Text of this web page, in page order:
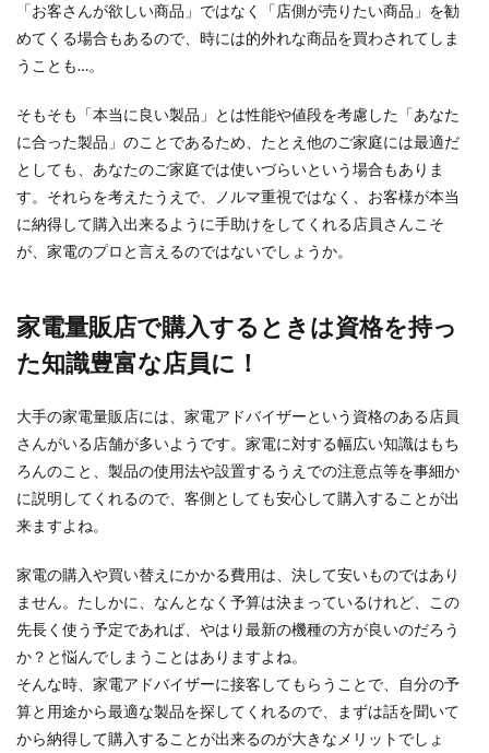
ピアスはある程度年齢がいった男性が
付けるのは不評と判明！
年齢問わず男性もピアスを楽しむ時代となってい
ます。 ...
映画館に食べ物や飲み物を持ち込み禁
止なのは何故？その理由とは
みが禁止されています。 それでも持ち込みをする
人が...
お花モチーフを手作りで！フェルトの
可愛いお花をハンドメイド
フェルトは切りっぱなしでOKなので、お花のモ
「お客さんが欲しい商品」ではなく「店側が売りたい商品」を勧
めてくる場合もあるので、時には的外れな商品を買わされてしま
うことも…。
そもそも「本当に良い製品」とは性能や値段を考慮した「あなた
に合った製品」のことであるため、たとえ他のご家庭には最適だ
としても、あなたのご家庭では使いづらいという場合もありま
す。それらを考えたうえで、ノルマ重視ではなく、お客様が本当
に納得して購入出来るように手助けをしてくれる店員さんこそ
が、家電のプロと言えるのではないでしょうか。
家電量販店で購入するときは資格を持っ
た知識豊富な店員に！
大手の家電量販店には、家電アドバイザーという資格のある店員
さんがいる店舗が多いようです。家電に対する幅広い知識はもち
ろんのこと、製品の使用法や設置するうえでの注意点等を事細か
に説明してくれるので、客側としても安心して購入することが出
来ますよね。
家電の購入や買い替えにかかる費用は、決して安いものではあり
ません。たしかに、なんとなく予算は決まっているけれど、この
先長く使う予定であれば、やはり最新の機種の方が良いのだろう
か？と悩んでしまうことはありますよね。
そんな時、家電アドバイザーに接客してもらうことで、自分の予
算と用途から最適な製品を探してくれるので、まずは話を聞いて
から納得して購入することが出来るのが大きなメリットでしょ